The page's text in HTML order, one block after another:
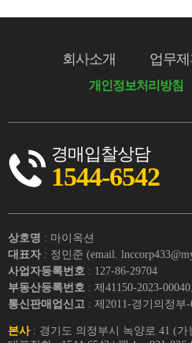
회사소개 업무
개인정보처리방침
경매입찰상담
1544-6542
상호명 : 마이옥션
대표자 : 정민준 (email.
사업자등록번호 : 127-86-29704
부동산등록번호 : 제41150-2023-
통신판매업신고 : 제2011-경기의정부-
본사: 경기도 의정부시 녹양로 41 (가